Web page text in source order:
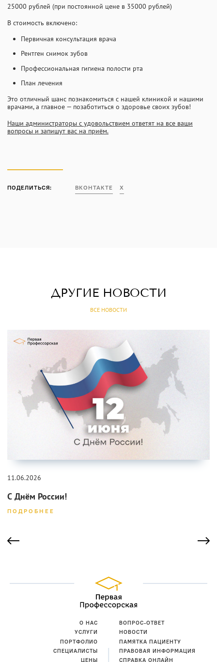
25000 рублей (при постоянной цене в 35000 рублей)
В стоимость включено:
Первичная консультация врача
Рентген снимок зубов
Профессиональная гигиена полости рта
План лечения
Это отличный шанс познакомиться с нашей клиникой и нашими
врачами, а главное — позаботиться о здоровье своих зубов!
Наши администраторы с удовольствием ответят на все ваши
вопросы и запишут вас на приём.
ПОДЕЛИТЬСЯ: ВКОНТАКТЕ X
ДРУГИЕ НОВОСТИ
ВСЕ НОВОСТИ
11.06.2026
С Днём России!
ПОДРОБНЕЕ
О НАС
УСЛУГИ
ПОРТФОЛИО
СПЕЦИАЛИСТЫ
ЦЕНЫ
ВОПРОС-ОТВЕТ
НОВОСТИ
ПАМЯТКА ПАЦИЕНТУ
ПРАВОВАЯ ИНФОРМАЦИЯ
СПРАВКА ОНЛАЙН